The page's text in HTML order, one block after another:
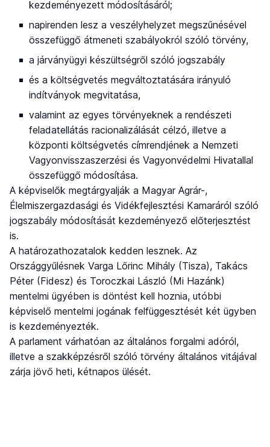
kezdeményezett módosításáról;
napirenden lesz a veszélyhelyzet megszűnésével
összefüggő átmeneti szabályokról szóló törvény,
a járványügyi készültségről szóló jogszabály
és a költségvetés megváltoztatására irányuló
indítványok megvitatása,
valamint az egyes törvényeknek a rendészeti
feladatellátás racionalizálását célzó, illetve a
központi költségvetés címrendjének a Nemzeti
Vagyonvisszaszerzési és Vagyonvédelmi Hivatallal
összefüggő módosítása.
A képviselők megtárgyalják a Magyar Agrár-,
Élelmiszergazdasági és Vidékfejlesztési Kamaráról szóló
jogszabály módosítását kezdeményező előterjesztést
is.
A határozathozatalok kedden lesznek. Az
Országgyűlésnek Varga Lőrinc Mihály (Tisza), Takács
Péter (Fidesz) és Toroczkai László (Mi Hazánk)
mentelmi ügyében is döntést kell hoznia, utóbbi
képviselő mentelmi jogának felfüggesztését két ügyben
is kezdeményezték.
A parlament várhatóan az általános forgalmi adóról,
illetve a szakképzésről szóló törvény általános vitájával
zárja jövő heti, kétnapos ülését.